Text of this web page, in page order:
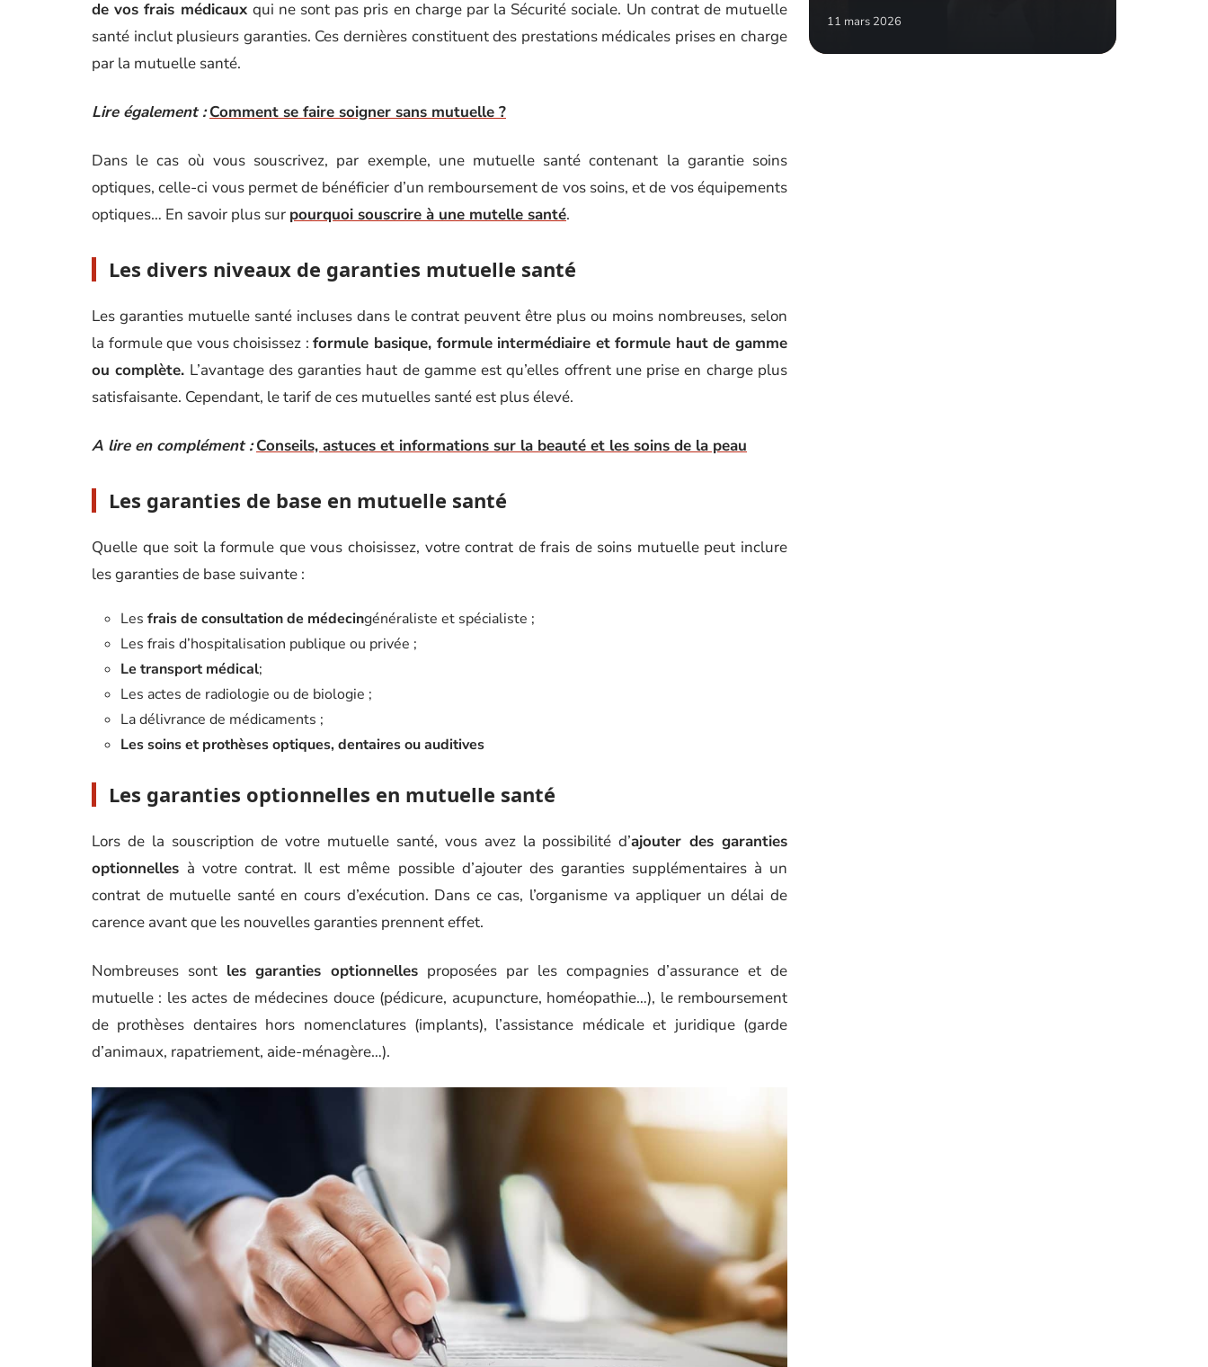
de vos frais médicaux qui ne sont pas pris en charge par la Sécurité sociale. Un contrat de mutuelle
santé inclut plusieurs garanties. Ces dernières constituent des prestations médicales prises en charge
par la mutuelle santé.
Lire également : Comment se faire soigner sans mutuelle ?
Dans le cas où vous souscrivez, par exemple, une mutuelle santé contenant la garantie soins
optiques, celle-ci vous permet de bénéficier d’un remboursement de vos soins, et de vos équipements
optiques… En savoir plus sur pourquoi souscrire à une mutelle santé.
Les divers niveaux de garanties mutuelle santé
Les garanties mutuelle santé incluses dans le contrat peuvent être plus ou moins nombreuses, selon
la formule que vous choisissez :formule basique, formule intermédiaire et formule haut de gamme
ou complète. L’avantage des garanties haut de gamme est qu’elles offrent une prise en charge plus
satisfaisante. Cependant, le tarif de ces mutuelles santé est plus élevé.
A lire en complément : Conseils, astuces et informations sur la beauté et les soins de la peau
Les garanties de base en mutuelle santé
Quelle que soit la formule que vous choisissez, votre contrat de frais de soins mutuelle peut inclure
les garanties de base suivante :
Les fraisde consultation de médecingénéraliste et spécialiste ;
Les frais d’hospitalisation publique ou privée ;
Le transport médical;
Les actes de radiologie ou de biologie ;
La délivrance de médicaments ;
Les soins et prothèses optiques, dentaires ou auditives
Les garanties optionnelles en mutuelle santé
Lors de la souscription de votre mutuelle santé, vous avez la possibilité d’ajouter des garanties
optionnelles à votre contrat. Il est même possible d’ajouter des garanties supplémentaires à un
contrat de mutuelle santé en cours d’exécution. Dans ce cas, l’organisme va appliquer un délai de
carence avant que les nouvelles garanties prennent effet.
Nombreuses sont les garanties optionnelles proposées par les compagnies d’assurance et de
mutuelle : les actes de médecines douce (pédicure, acupuncture, homéopathie…), le remboursement
de prothèses dentaires hors nomenclatures (implants), l’assistance médicale et juridique (garde
d’animaux, rapatriement, aide-ménagère…).
11 mars 2026